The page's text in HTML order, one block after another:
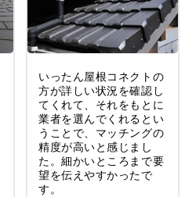
いったん屋根コネクトの
方が詳しい状況を確認し
てくれて、それをもとに
業者を選んでくれるとい
うことで、マッチングの
精度が高いと感じまし
た。細かいところまで要
望を伝えやすかったで
す。